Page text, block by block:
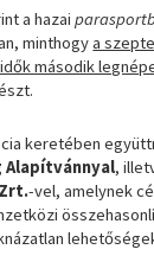
a hazai
minthogya
második
keretében
Alapítvánnyal,
-vel, amelynek